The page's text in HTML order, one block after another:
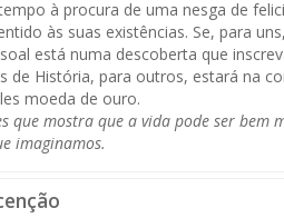
à procura de uma nesga de
às suas existências. Se, para
está numa descoberta que
de História, para outros, estará na
moeda de ouro.
que mostra que a vida pode ser bem
imaginamos.